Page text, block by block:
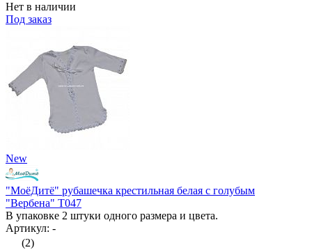
Нет в наличии
Под заказ
New
"МоёДитё" рубашечка крестильная белая с голубым
"Вербена" Т047
В упаковке 2 штуки одного размера и цвета.
Артикул: -
(2)